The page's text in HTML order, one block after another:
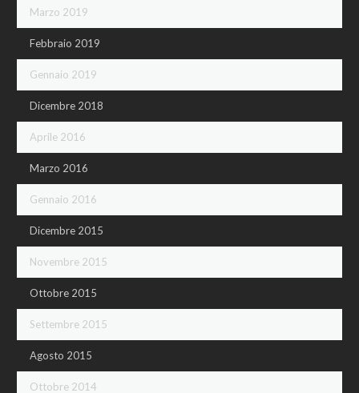
Marzo 2019
Febbraio 2019
Gennaio 2019
Dicembre 2018
Aprile 2016
Marzo 2016
Gennaio 2016
Dicembre 2015
Novembre 2015
Ottobre 2015
Settembre 2015
Agosto 2015
Ottobre 2014